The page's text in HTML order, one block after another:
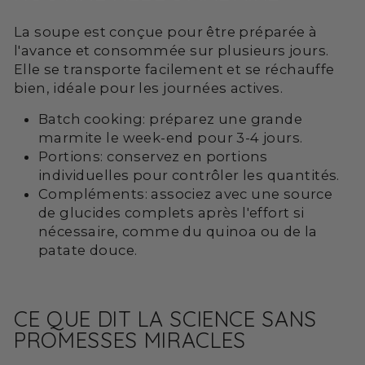
La soupe est conçue pour être préparée à
l'avance et consommée sur plusieurs jours.
Elle se transporte facilement et se réchauffe
bien, idéale pour les journées actives.
Batch cooking: préparez une grande
marmite le week-end pour 3-4 jours.
Portions: conservez en portions
individuelles pour contrôler les quantités.
Compléments: associez avec une source
de glucides complets après l'effort si
nécessaire, comme du quinoa ou de la
patate douce.
CE QUE DIT LA SCIENCE SANS
PROMESSES MIRACLES